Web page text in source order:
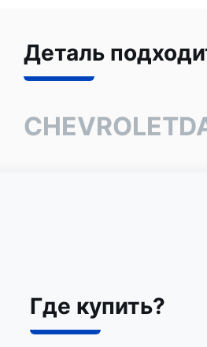
Деталь
CHEVROLET
Где купить?